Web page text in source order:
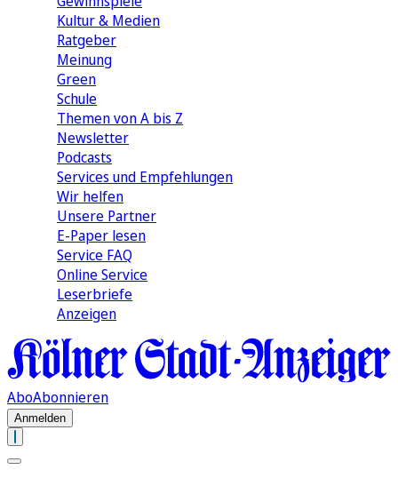
Kultur & Medien
Ratgeber
Meinung
Green
Schule
Themen von A bis Z
Newsletter
Podcasts
Services und Empfehlungen
Wir helfen
Unsere Partner
E-Paper lesen
Service FAQ
Online Service
Leserbriefe
Anzeigen
AboAbonnieren
Anmelden